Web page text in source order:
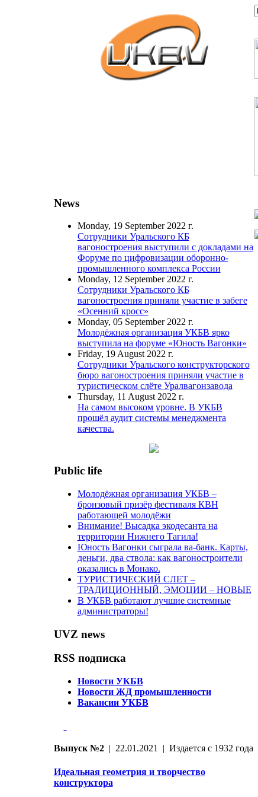
News
Monday, 19 September 2022 г.
Сотрудники Уральского КБ
вагоностроения выступили с докладами на
Форуме по цифровизации оборонно-
промышленного комплекса России
Monday, 12 September 2022 г.
Сотрудники Уральского КБ
вагоностроения приняли участие в забеге
«Осенний кросс»
Monday, 05 September 2022 г.
Молодёжная организация УКБВ ярко
выступила на форуме «Юность Вагонки»
Friday, 19 August 2022 г.
Сотрудники Уральского конструкторского
бюро вагоностроения приняли участие в
туристическом слёте Уралвагонзавода
Thursday, 11 August 2022 г.
На самом высоком уровне. В УКБВ
прошёл аудит системы менеджмента
качества.
Public life
Молодёжная организация УКБВ –
бронзовый призёр фестиваля КВН
работающей молодёжи
Внимание! Высадка экодесанта на
территории Нижнего Тагила!
Юность Вагонки сыграла ва-банк. Карты,
деньги, два ствола: как вагоностроители
оказались в Монако.
ТУРИСТИЧЕСКИЙ СЛЕТ –
ТРАДИЦИОННЫЙ, ЭМОЦИИ – НОВЫЕ
В УКБВ работают лучшие системные
администраторы!
UVZ news
RSS подписка
Новости УКБВ
Новости ЖД промышленности
Вакансии УКБВ
Выпуск №2| 22.01.2021 | Издается с 1932 года
Идеальная геометрия и творчество
конструктора